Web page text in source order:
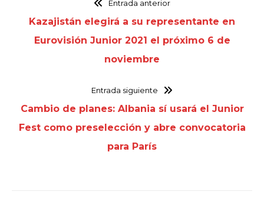
Entrada anterior
Kazajistán elegirá a su representante en
Eurovisión Junior 2021 el próximo 6 de
noviembre
Entrada siguiente
Cambio de planes: Albania sí usará el Junior
Fest como preselección y abre convocatoria
para París